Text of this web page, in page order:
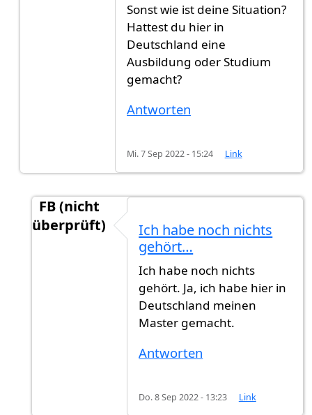
Sonst wie ist deine Situation?
Hattest du hier in
Deutschland eine
Ausbildung oder Studium
gemacht?
Antworten
Mi. 7 Sep 2022 - 15:24 Link
FB (nicht
überprüft)
finde schade dass das so…von
Ich habe noch nichts
gehört…
Ich habe noch nichts
gehört. Ja, ich habe hier in
Deutschland meinen
Master gemacht.
Antworten
Do. 8 Sep 2022 - 13:23 Link